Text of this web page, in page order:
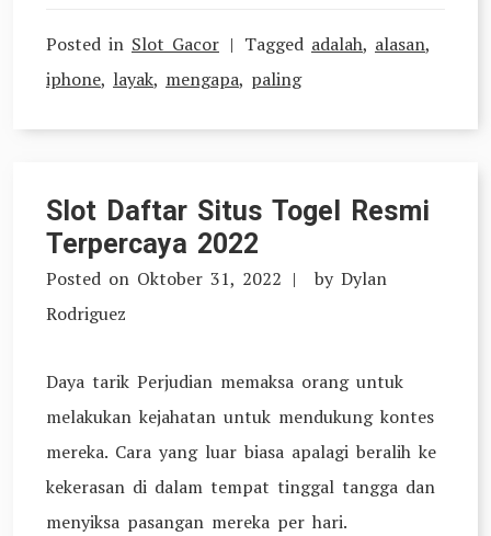
Posted in Slot Gacor Tagged adalah, alasan,
iphone, layak, mengapa, paling
Slot Daftar Situs Togel Resmi
Terpercaya 2022
Posted on Oktober 31, 2022 by Dylan
Rodriguez
Daya tarik Perjudian memaksa orang untuk
melakukan kejahatan untuk mendukung kontes
mereka. Cara yang luar biasa apalagi beralih ke
kekerasan di dalam tempat tinggal tangga dan
menyiksa pasangan mereka per hari.